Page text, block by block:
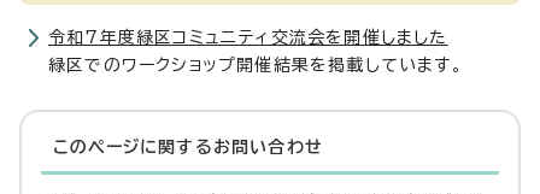
令和7年度緑区コミュニティ交流会を開催しました
緑区でのワークショップ開催結果を掲載しています。
このページに関する お問い合わせ